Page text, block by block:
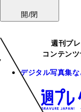
開/閉
週刊プ
コンテン
デジタル写真集